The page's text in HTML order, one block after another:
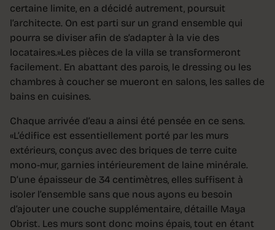
certaine limite, en a décidé autrement, poursuit
l’architecte. On est parti sur un grand ensemble qui
pourra se diviser afin de s’adapter à la vie des
locataires.»Les pièces de la villa se transformeront
facilement. En abattant des parois, le dressing ou les
chambres à coucher se mueront en salons, les salles de
bains en cuisines.
Chaque arrivée d’eau a ainsi été pensée en ce sens.
«L’édifice est essentiellement porté par les murs
extérieurs, conçus avec des briques de terre cuite
mono-mur, garnies intérieurement de laine minérale.
D’une épaisseur de 34 centimètres, elles suffisent à
isoler l’ensemble sans que nous ayons eu besoin
d’ajouter une couche supplémentaire, détaille Maya
Obrist. Les murs sont donc moins épais, tout en étant